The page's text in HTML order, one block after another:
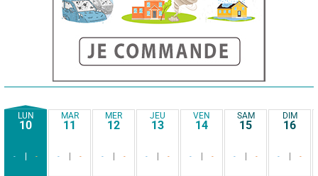
LUN
10
- -
MAR
11
- -
MER
12
- -
JEU
13
- -
VEN
14
- -
SAM
15
- -
DIM
16
- -